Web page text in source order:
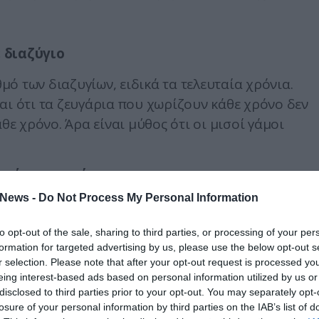
- Do Not Process My Personal Information
opt-out of the sale, sharing to third parties, or processing of your
for targeted advertising by us, please use the below opt-out
selection. Please note that after your opt-out request is processed
interest-based ads based on personal information utilized by us
to third parties prior to your opt-out. You may separately
of your personal information by third parties on the IAB’s list of
των διαζυγίων, ειδικά τα τελευταία χρόνια.
ότι τα ζευγάρια που χωρίζουν κάθε χρόνο δεν
χρόνο. Άρα είναι μύθος ότι οι μισοί γάμοι
τις γυναίκες
των ανδρών έχει απατήσει τη σύζυγό του, ενώ
15%. Πρόσφατη έρευνα από το Πανεπιστήμιο της
αυτά έχουν εξισωθεί για τα δύο φύλα.
συντρόφου Match.com έδειξε ότι το 41%